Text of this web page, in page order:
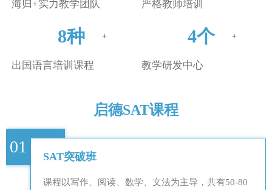
海归+实力教学团队 严格教师培训
8种
出国语言培训课程
4个
教学研发中心
启德SAT课程
01
SAT突破班
课程以写作、阅读、数学、文法为主导，共有50-80